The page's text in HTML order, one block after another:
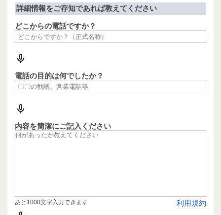
詳細情報をご存知であれば教えてください
どこからの電話ですか？
電話の目的は何でしたか？
内容を簡潔にご記入ください
利用規約
あと1000文字入力できます